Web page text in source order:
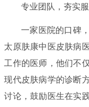
专业团队，夯实
一家医院的口碑
太原肤康中医皮肤病
工作的医师，他们不
现代皮肤病学的诊断
讨论，鼓励医生在实